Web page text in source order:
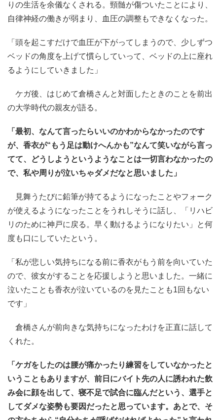
りの生活を余儀なくされる。頸髄が傷ついたことにより、
自律神経の働きが弱まり、血圧の調整もできなくなった。
「頭を起こすだけで血圧が下がってしまうので、少しずつ
ベッドの角度を上げて慣らしていって、ベッドの上に座れ
るようにしていきました」
ケガ後、はじめて倉橋さんと対面したときのことを前出
の大学時代の親友が語る。
「最初、なんて言ったらいいのかわからなかったのです
が、香衣が“もう足は動けへんかも”なんて笑いながら言っ
てて、どうしようというようなことは一切言わなかったの
で、私や周りが泣いちゃダメだなと思いました」
見舞うたびに鉛筆が持てるようになったことやフォーク
が使えるようになったことをうれしそうに話し、「リハビ
リのために神戸に戻る。早く動けるようになりたい」と何
度も口にしていたという。
「私が悲しい気持ちになる前に香衣がもう前を向いていた
ので、彼女がすることを応援しようと思いました。一緒に
泣いたことも香衣が泣いているのを見たことも1回もない
です」
倉橋さんが前向きな気持ちになったわけを正直に話して
くれた。
「ケガをしたのは腰が痛かったり練習をしていなかったと
いうこともありますが、前日にバイト先の人に誘われた飲
み会に顔を出して、寝不足で試合に臨んだという、選手と
してダメな姿勢も要因だったと思っています。あとで、そ